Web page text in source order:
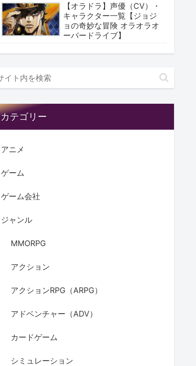
【オラドラ】声優（CV）・
キャラクター一覧【ジョジ
ョの奇妙な冒険 オラオラオ
ーバードライブ】
カテゴリー
アニメ
ゲーム
ゲーム会社
ジャンル
MMORPG
アクション
アクションRPG（ARPG）
アドベンチャー（ADV）
カードゲーム
シミュレーション